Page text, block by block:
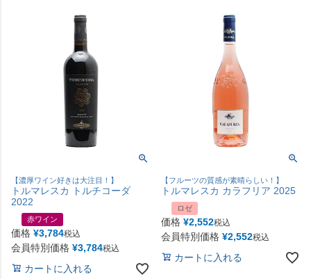
【濃厚ワイン好きは大注目！】
トルマレスカ トルチコーダ
2022
赤ワイン
価格 ¥3,784税込
会員特別価格 ¥3,784税込
カートに入れる
【フルーツの質感が素晴らしい！】
トルマレスカ カラフリア 2025
ロゼ
価格 ¥2,552税込
会員特別価格 ¥2,552税込
カートに入れる